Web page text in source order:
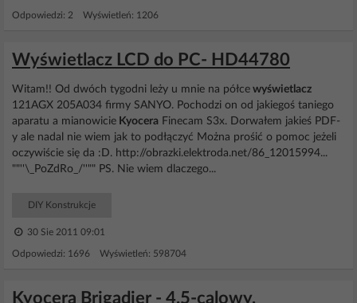
Odpowiedzi: 2 Wyświetleń: 1206
Wyświetlacz LCD do PC- HD44780
Witam!! Od dwóch tygodni leży u mnie na półce wyświetlacz
121AGX 205A034 firmy SANYO. Pochodzi on od jakiegoś taniego
aparatu a mianowicie Kyocera Finecam S3x. Dorwałem jakieś PDF-
y ale nadal nie wiem jak to podłączyć Można prośić o pomoc jeżeli
oczywiście się da :D. http://obrazki.elektroda.net/86_12015994...
""''\_PoZdRo_/''"" PS. Nie wiem dlaczego...
DIY Konstrukcje
30 Sie 2011 09:01
Odpowiedzi: 1696 Wyświetleń: 598704
Kyocera Brigadier - 4.5-calowy,